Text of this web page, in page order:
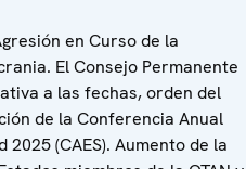
en Curso de la
El Consejo Permanente
a las fechas, orden del
de la Conferencia Anual
(CAES). Aumento de la